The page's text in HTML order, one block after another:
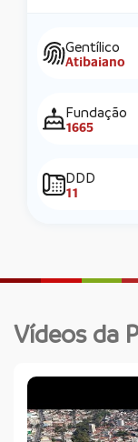
Gentílico
Atibaiano
Fundação
1665
DDD
11
Vídeos da